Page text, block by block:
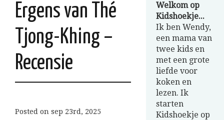
Ergens van Thé
Tjong-Khing –
Recensie
Posted on sep 23rd, 2025
Welkom op
Kidshoekje...
Ik ben Wendy,
een mama van
twee kids en
met een grote
liefde voor
koken en
lezen. Ik
starten
Kidshoekje op